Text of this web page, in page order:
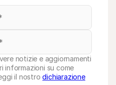
notizie e aggiornamenti
informazioni su come
il nostrodichiarazione